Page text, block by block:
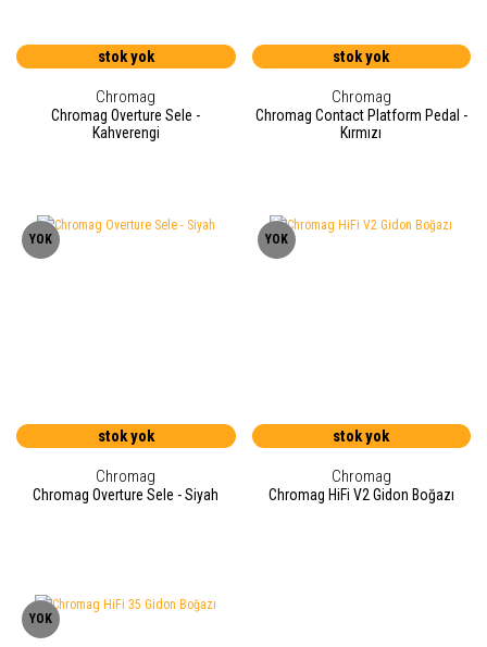
stok yok
Chromag
Chromag Overture Sele -
Kahverengi
stok yok
Chromag
Chromag Contact Platform Pedal -
Kırmızı
YOK
stok yok
Chromag
Chromag Overture Sele - Siyah
YOK
stok yok
Chromag
Chromag HiFi V2 Gidon Boğazı
YOK